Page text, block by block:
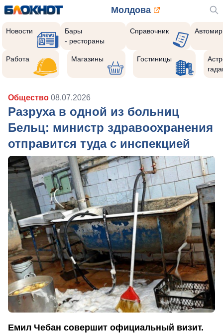
Молдова
Новости
Бары
- рестораны
Справочник Автомир
Работа Магазины Гостиницы
Общество 08.07.2026
Разруха в одной из больниц
Бельц: министр здравоохранения
отправится туда с инспекцией
Емил Чебан совершит официальный визит.